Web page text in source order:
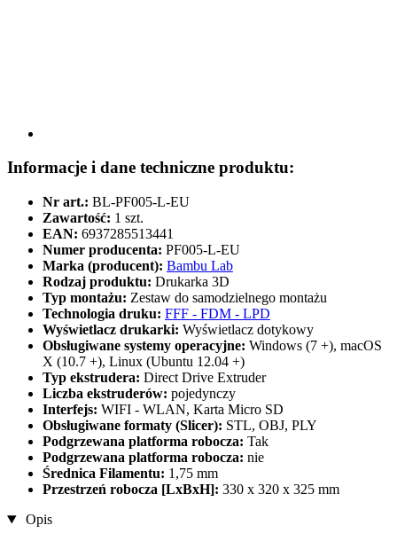
Informacje i dane techniczne produktu:
Nr art.: BL-PF005-L-EU
Zawartość: 1 szt.
EAN: 6937285513441
Numer producenta: PF005-L-EU
Marka (producent): Bambu Lab
Rodzaj produktu: Drukarka 3D
Typ montażu: Zestaw do samodzielnego montażu
Technologia druku: FFF - FDM - LPD
Wyświetlacz drukarki: Wyświetlacz dotykowy
Obsługiwane systemy operacyjne: Windows (7 +), macOS
X (10.7 +), Linux (Ubuntu 12.04 +)
Typ ekstrudera: Direct Drive Extruder
Liczba ekstruderów: pojedynczy
Interfejs: WIFI - WLAN, Karta Micro SD
Obsługiwane formaty (Slicer): STL, OBJ, PLY
Podgrzewana platforma robocza: Tak
Podgrzewana platforma robocza: nie
Średnica Filamentu: 1,75 mm
Przestrzeń robocza [LxBxH]: 330 x 320 x 325 mm
Opis